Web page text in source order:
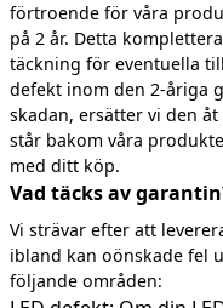
förtroende för våra
på 2 år. Detta
täckning för eventuella
defekt inom den 2-åriga
skadan, ersätter vi den
står bakom våra
med ditt köp.
Vad täcks av
Vi strävar efter att
ibland kan oönskade fel
följande områden: